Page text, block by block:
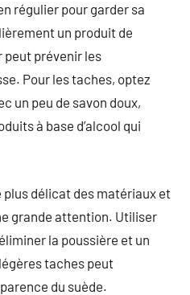
régulier pour garder sa
un produit de
prévenir les
Pour les taches, optez
un peu de savon doux,
à base d’alcool qui
plus délicat des matériaux et
grande attention. Utiliser
la poussière et un
taches peut
du suède.